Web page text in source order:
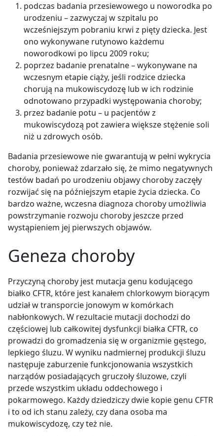
podczas badania przesiewowego u noworodka po
urodzeniu – zazwyczaj w szpitalu po
wcześniejszym pobraniu krwi z pięty dziecka. Jest
ono wykonywane rutynowo każdemu
noworodkowi po lipcu 2009 roku;
poprzez badanie prenatalne – wykonywane na
wczesnym etapie ciąży, jeśli rodzice dziecka
chorują na mukowiscydozę lub w ich rodzinie
odnotowano przypadki występowania choroby;
przez badanie potu – u pacjentów z
mukowiscydozą pot zawiera większe stężenie soli
niż u zdrowych osób.
Badania przesiewowe nie gwarantują w pełni wykrycia
choroby, ponieważ zdarzało się, że mimo negatywnych
testów badań po urodzeniu objawy choroby zaczęły
rozwijać się na późniejszym etapie życia dziecka. Co
bardzo ważne, wczesna diagnoza choroby umożliwia
powstrzymanie rozwoju choroby jeszcze przed
wystąpieniem jej pierwszych objawów.
Geneza choroby
Przyczyną choroby jest mutacja genu kodującego
białko CFTR, które jest kanałem chlorkowym biorącym
udział w transporcie jonowym w komórkach
nabłonkowych. W rezultacie mutacji dochodzi do
częściowej lub całkowitej dysfunkcji białka CFTR, co
prowadzi do gromadzenia się w organizmie gęstego,
lepkiego śluzu. W wyniku nadmiernej produkcji śluzu
następuje zaburzenie funkcjonowania wszystkich
narządów posiadających gruczoły śluzowe, czyli
przede wszystkim układu oddechowego i
pokarmowego. Każdy dziedziczy dwie kopie genu CFTR
i to od ich stanu zależy, czy dana osoba ma
mukowiscydozę, czy też nie.